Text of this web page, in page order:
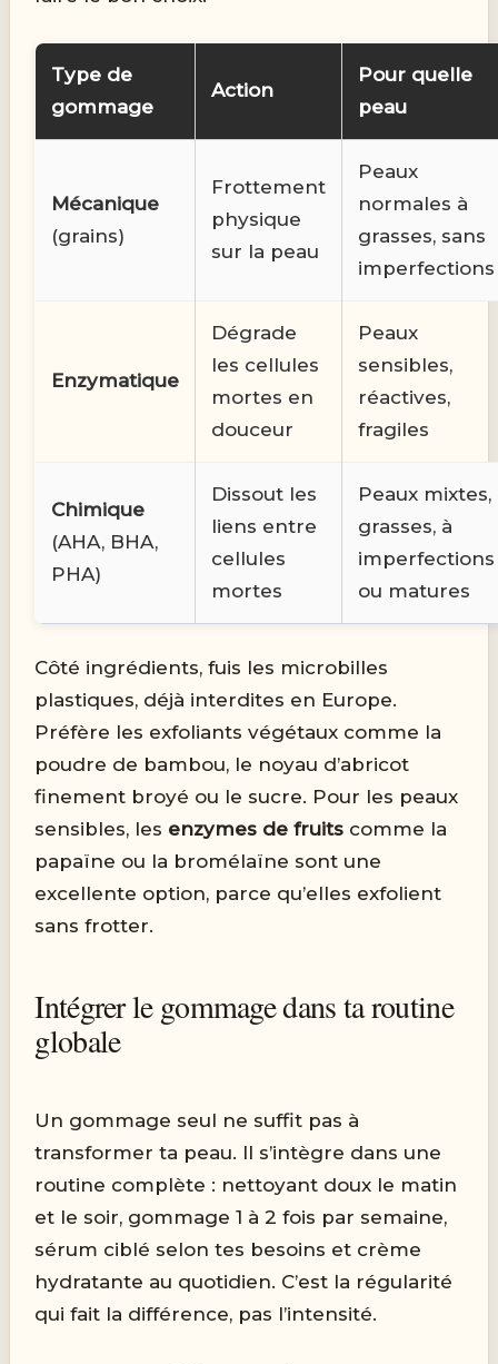
Type de
gommage
Action
Pour quelle
peau
Mécanique
(grains)
Frottement
physique
sur la peau
Peaux
normales à
grasses, sans
imperfections
Enzymatique
Dégrade
les cellules
mortes en
douceur
Peaux
sensibles,
réactives,
fragiles
Chimique
(AHA, BHA,
PHA)
Dissout les
liens entre
cellules
mortes
Peaux mixtes,
grasses, à
imperfections
ou matures
Côté ingrédients, fuis les microbilles
plastiques, déjà interdites en Europe.
Préfère les exfoliants végétaux comme la
poudre de bambou, le noyau d’abricot
finement broyé ou le sucre. Pour les peaux
sensibles, les enzymes de fruits comme la
papaïne ou la bromélaïne sont une
excellente option, parce qu’elles exfolient
sans frotter.
Intégrer le gommage dans ta routine
globale
Un gommage seul ne suffit pas à
transformer ta peau. Il s’intègre dans une
routine complète : nettoyant doux le matin
et le soir, gommage 1 à 2 fois par semaine,
sérum ciblé selon tes besoins et crème
hydratante au quotidien. C’est la régularité
qui fait la différence, pas l’intensité.